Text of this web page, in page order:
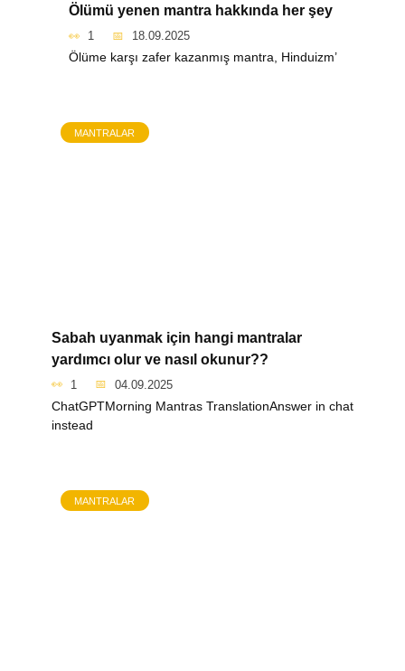
Ölümü yenen mantra hakkında her şey
1 18.09.2025
Ölüme karşı zafer kazanmış mantra, Hinduizm’
MANTRALAR
Sabah uyanmak için hangi mantralar
yardımcı olur ve nasıl okunur??
1 04.09.2025
ChatGPTMorning Mantras TranslationAnswer in chat
instead
MANTRALAR